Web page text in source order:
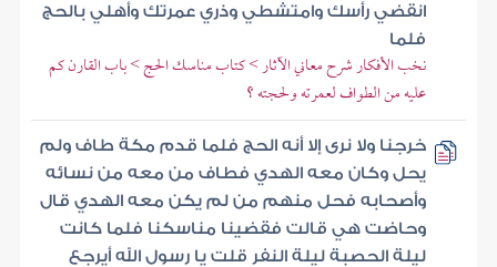
انقضي رأسك وامتشطي وذري عمرتك وأهلي بالحج
فلما
نخب الأفكار شرح معاني الآثار > كتاب مناسك الحج > باب القارن كم
عليه من الطواف لعمرته ولحجته ؟
خرجنا ولا نرى إلا أنه الحج فلما قدم مكة طاف ولم
يحل وكان معه الهدي فطاف من معه من نسائه
وأصحابه فحل منهم من لم يكن معه الهدي قال
وحاضت هي قالت فقضينا مناسكنا فلما كانت
ليلة الحصبة ليلة النفر قلت يا رسول الله أيرجع